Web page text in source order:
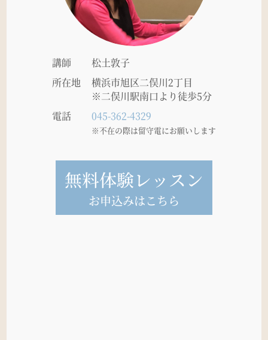
講師
松土敦子
所在地
横浜市旭区二俣川2丁目
※二俣川駅南口より徒歩5分
電話
045-362-4329
※不在の際は留守電にお願いします
無料体験レッスン
お申込みはこちら